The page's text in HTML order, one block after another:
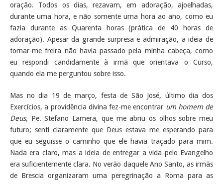
oração. Todos os dias, rezavam, em adoração, ajoelhadas,
durante uma hora, e não somente uma hora ao ano, como eu
fazia durante as Quarenta horas (prática de 40 horas de
adoração). Apesar da grande surpresa e admiração, a ideia de
tornar-me freira não havia passado pela minha cabeça, como
eu respondi candidamente à irmã que orientava o Curso,
quando ela me perguntou sobre isso.
Mas no dia 19 de março, festa de São José, último dia dos
Exercícios, a providência divina fez-me encontrar um homem de
Deus, Pe. Stefano Lamera, que me abriu os olhos sobre meu
futuro; senti claramente que Deus estava me esperando para
que eu seguisse o caminho que ele havia traçado para mim.
Nada era claro, mas a ideia de entregar a vida pelo Evangelho
era suficientemente clara. No verão daquele Ano Santo, as irmãs
de Brescia organizaram uma peregrinação a Roma para as